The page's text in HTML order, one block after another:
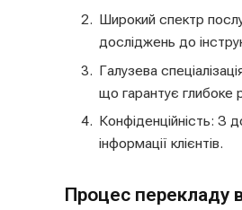
Широкий спектр
досліджень до
Галузева
що гарантує глибоке
Конфіденційність: З
інформації клієнтів.
Процес перекладу